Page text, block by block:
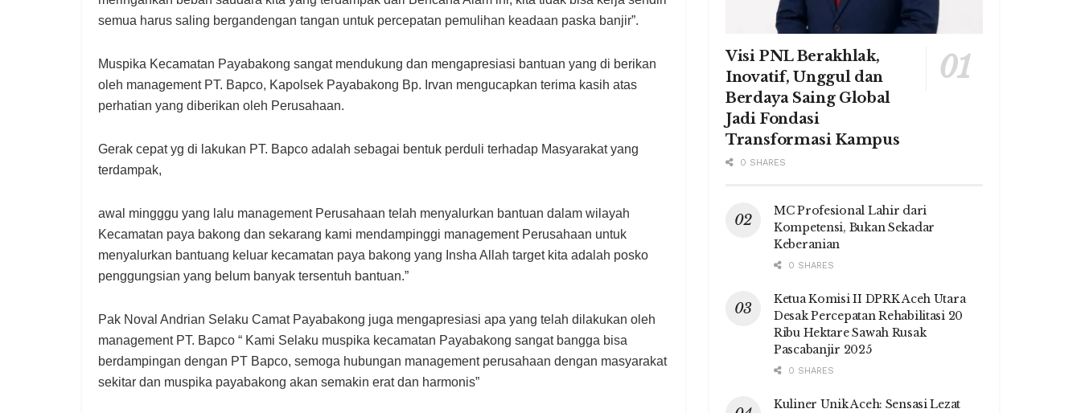
semua harus saling bergandengan tangan untuk percepatan pemulihan keadaan paska banjir”.
Muspika Kecamatan Payabakong sangat mendukung dan mengapresiasi bantuan yang di berikan
oleh management PT. Bapco, Kapolsek Payabakong Bp. Irvan mengucapkan terima kasih atas
perhatian yang diberikan oleh Perusahaan.
Gerak cepat yg di lakukan PT. Bapco adalah sebagai bentuk perduli terhadap Masyarakat yang
terdampak,
awal mingggu yang lalu management Perusahaan telah menyalurkan bantuan dalam wilayah
Kecamatan paya bakong dan sekarang kami mendampinggi management Perusahaan untuk
menyalurkan bantuang keluar kecamatan paya bakong yang Insha Allah target kita adalah posko
penggungsian yang belum banyak tersentuh bantuan.”
Pak Noval Andrian Selaku Camat Payabakong juga mengapresiasi apa yang telah dilakukan oleh
management PT. Bapco “ Kami Selaku muspika kecamatan Payabakong sangat bangga bisa
berdampingan dengan PT Bapco, semoga hubungan management perusahaan dengan masyarakat
sekitar dan muspika payabakong akan semakin erat dan harmonis”
Visi PNL Berakhlak,
Inovatif, Unggul dan
Berdaya Saing Global
Jadi Fondasi
Transformasi Kampus
0 SHARES
MC Profesional Lahir dari
Kompetensi, Bukan Sekadar
Keberanian
0 SHARES
Ketua Komisi II DPRK Aceh Utara
Desak Percepatan Rehabilitasi 20
Ribu Hektare Sawah Rusak
Pascabanjir 2025
0 SHARES
Kuliner Unik Aceh: Sensasi Lezat